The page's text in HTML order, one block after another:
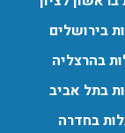
בירושלים
בהרצליה
בתל אביב
בחדרה